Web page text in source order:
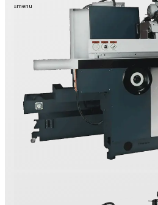
menu